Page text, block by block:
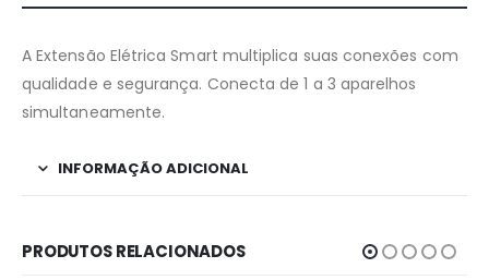
A Extensão Elétrica Smart multiplica suas conexões com
qualidade e segurança. Conecta de 1 a 3 aparelhos
simultaneamente.
INFORMAÇÃO ADICIONAL
PRODUTOS RELACIONADOS